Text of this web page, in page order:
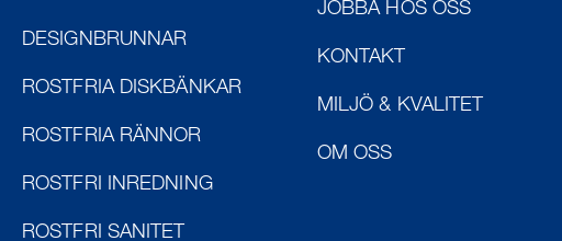
DESIGNBRUNNAR
ROSTFRIA DISKBÄNKAR
ROSTFRIA RÄNNOR
ROSTFRI INREDNING
ROSTFRI SANITET
JOBBA HOS OSS
KONTAKT
MILJÖ & KVALITET
OM OSS